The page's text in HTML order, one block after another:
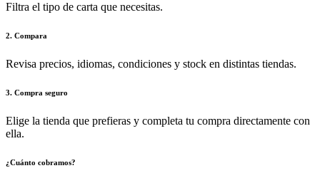
Filtra el tipo de carta que necesitas.
2. Compara
Revisa precios, idiomas, condiciones y stock en distintas tiendas.
3. Compra seguro
Elige la tienda que prefieras y completa tu compra directamente con
ella.
¿Cuánto cobramos?